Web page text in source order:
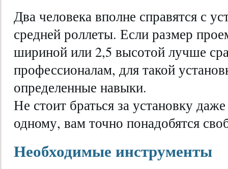
Два человека вполне справятся с
средней роллеты. Если размер
шириной или 2,5 высотой лучше
профессионалам, для такой
определенные навыки.
Не стоит браться за установку
одному, вам точно понадобятся
Необходимые инструменты